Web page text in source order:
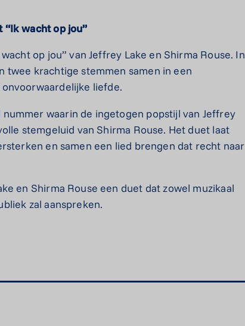
wacht op jou”
op jou” van Jeffrey Lake en Shirma Rouse. In
twee krachtige stemmen samen in een
liefde.
waarin de ingetogen popstijl van Jeffrey
stemgeluid van Shirma Rouse. Het duet laat
en samen een lied brengen dat recht naar
en Shirma Rouse een duet dat zowel muzikaal
zal aanspreken.